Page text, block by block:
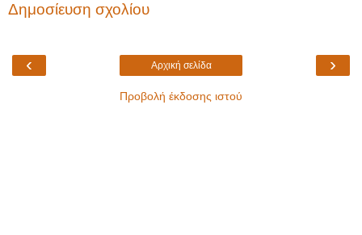
Δημοσίευση σχολίου
‹ ›
Αρχική σελίδα
Προβολή έκδοσης ιστού